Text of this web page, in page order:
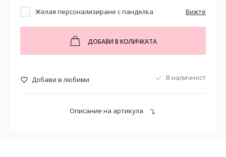
Желая персонализиране с панделка Вижте
ДОБАВИ В КОЛИЧКАТА
Добави в любими В наличност
Описание на артикула